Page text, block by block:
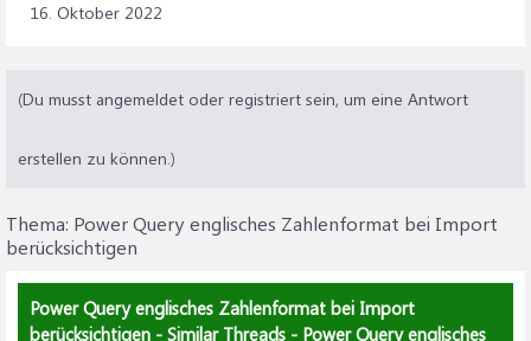
16. Oktober 2022
(Du musst angemeldet oder registriert sein, um eine Antwort
erstellen zu können.)
Thema: Power Query englisches Zahlenformat bei Import
berücksichtigen
Power Query englisches Zahlenformat bei Import
berücksichtigen - Similar Threads - Power Query englisches